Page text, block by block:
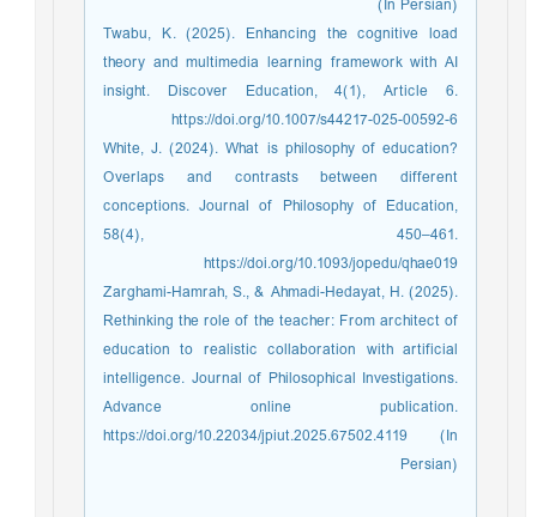
(In Persian)
Twabu, K. (2025). Enhancing the cognitive load
theory and multimedia learning framework with AI
insight. Discover Education, 4(1), Article 6.
https://doi.org/10.1007/s44217-025-00592-6
White, J. (2024). What is philosophy of education?
Overlaps and contrasts between different
conceptions. Journal of Philosophy of Education,
58(4), 450–461.
https://doi.org/10.1093/jopedu/qhae019
Zarghami-Hamrah, S., & Ahmadi-Hedayat, H. (2025).
Rethinking the role of the teacher: From architect of
education to realistic collaboration with artificial
intelligence. Journal of Philosophical Investigations.
Advance online publication.
https://doi.org/10.22034/jpiut.2025.67502.4119 (In
Persian)